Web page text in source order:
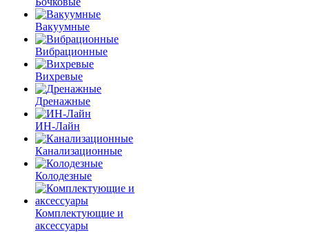
Вакуумные
Вибрационные
Вихревые
Дренажные
ИН-Лайн
Канализационные
Колодезные
Комплектующие и
аксессуары